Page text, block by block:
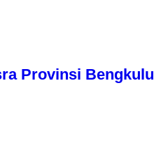
Provinsi Bengkulu